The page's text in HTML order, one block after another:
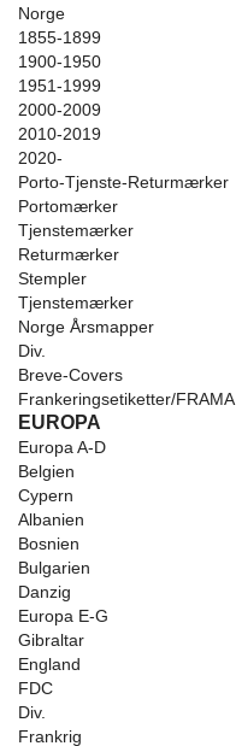
Norge
1855-1899
1900-1950
1951-1999
2000-2009
2010-2019
2020-
Porto-Tjenste-Returmærker
Portomærker
Tjenstemærker
Returmærker
Stempler
Tjenstemærker
Norge Årsmapper
Div.
Breve-Covers
Frankeringsetiketter/FRAMA
EUROPA
Europa A-D
Belgien
Cypern
Albanien
Bosnien
Bulgarien
Danzig
Europa E-G
Gibraltar
England
FDC
Div.
Frankrig